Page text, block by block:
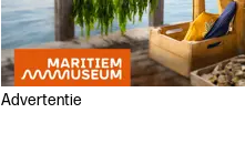
Advertentie